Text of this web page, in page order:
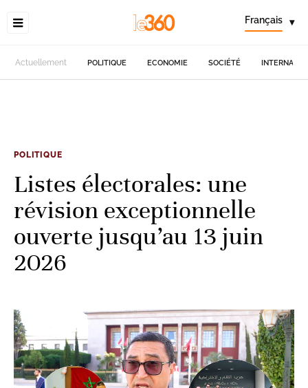
Français ▾
Actuellement POLITIQUE ECONOMIE SOCIÉTÉ
POLITIQUE
Listes électorales: une
révision exceptionnelle
ouverte jusqu’au 13 juin
2026